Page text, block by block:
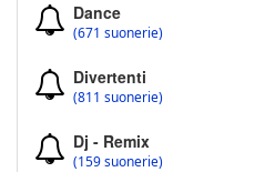
Dance
(671 suonerie)
Divertenti
(811 suonerie)
Dj - Remix
(159 suonerie)